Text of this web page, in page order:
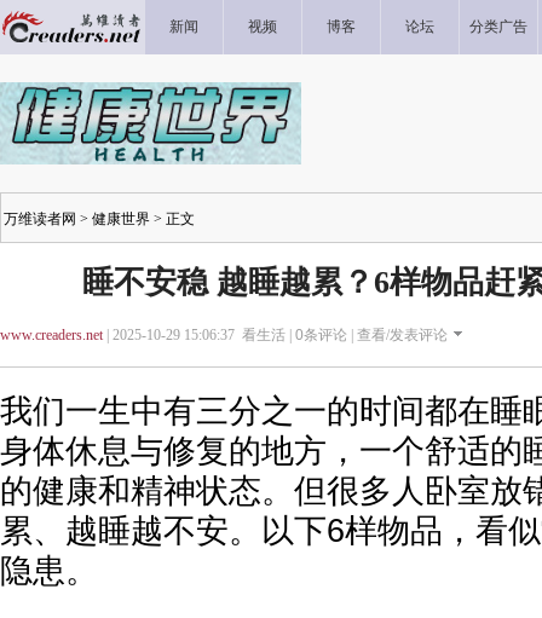
新闻 视频 博客 论坛 分类广告
万维读者网 > 健康世界 > 正文
睡不安稳 越睡越累？6样物品赶
www.creaders.net| 2025-10-29 15:06:37 看生活 | 0条评论 | 查看/发表评论
我们一生中有三分之一的时间都在睡
身体休息与修复的地方，一个舒适的
的健康和精神状态。但很多人卧室放
累、越睡越不安。以下6样物品，看
隐患。